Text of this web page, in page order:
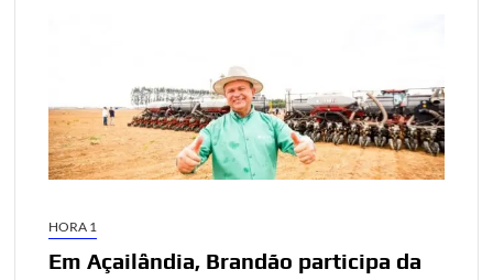
HORA 1
Em Açailândia, Brandão participa da